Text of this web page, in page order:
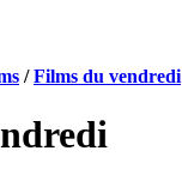
/Films du vendredi